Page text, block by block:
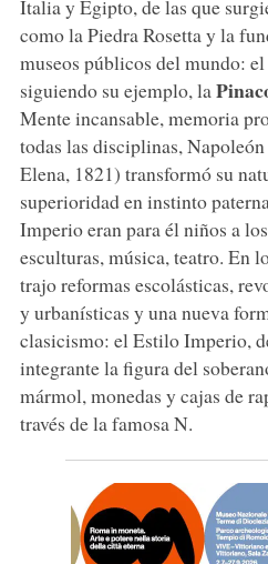
Italia y Egipto, de las que
como la Piedra Rosetta y la
museos públicos del mundo: el
siguiendo su ejemplo, la
Mente incansable, memoria
todas las disciplinas,
Elena, 1821) transformó su
superioridad en instinto
Imperio eran para él niños a
esculturas, música, teatro. En
trajo reformas escolásticas,
y urbanísticas y una nueva
clasicismo: el Estilo Imperio,
integrante la figura del
mármol, monedas y cajas de
través de la famosa N.